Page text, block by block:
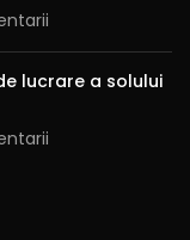
lucrare a solului